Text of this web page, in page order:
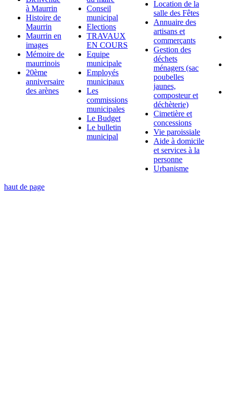
à Maurrin
Histoire de
Maurrin
Maurrin en
images
Mémoire de
maurrinois
20ème
anniversaire
des arènes
Conseil
municipal
Elections
TRAVAUX
EN COURS
Equipe
municipale
Employés
municipaux
Les
commissions
municipales
Le Budget
Le bulletin
municipal
Location de la
salle des Fêtes
Annuaire des
artisans et
commerçants
Gestion des
déchets
ménagers (sac
poubelles
jaunes,
composteur et
déchèterie)
Cimetière et
concessions
Vie paroissiale
Aide à domicile
et services à la
personne
Urbanisme
haut de page